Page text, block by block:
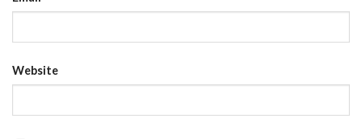
Website